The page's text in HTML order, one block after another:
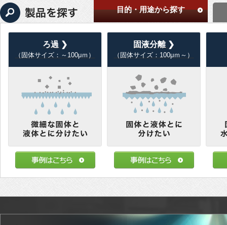
目的・用途から探す
ろ過 ❯
（固体サイズ：～100μｍ）
固液分離 ❯
（固体サイズ：100μｍ～）